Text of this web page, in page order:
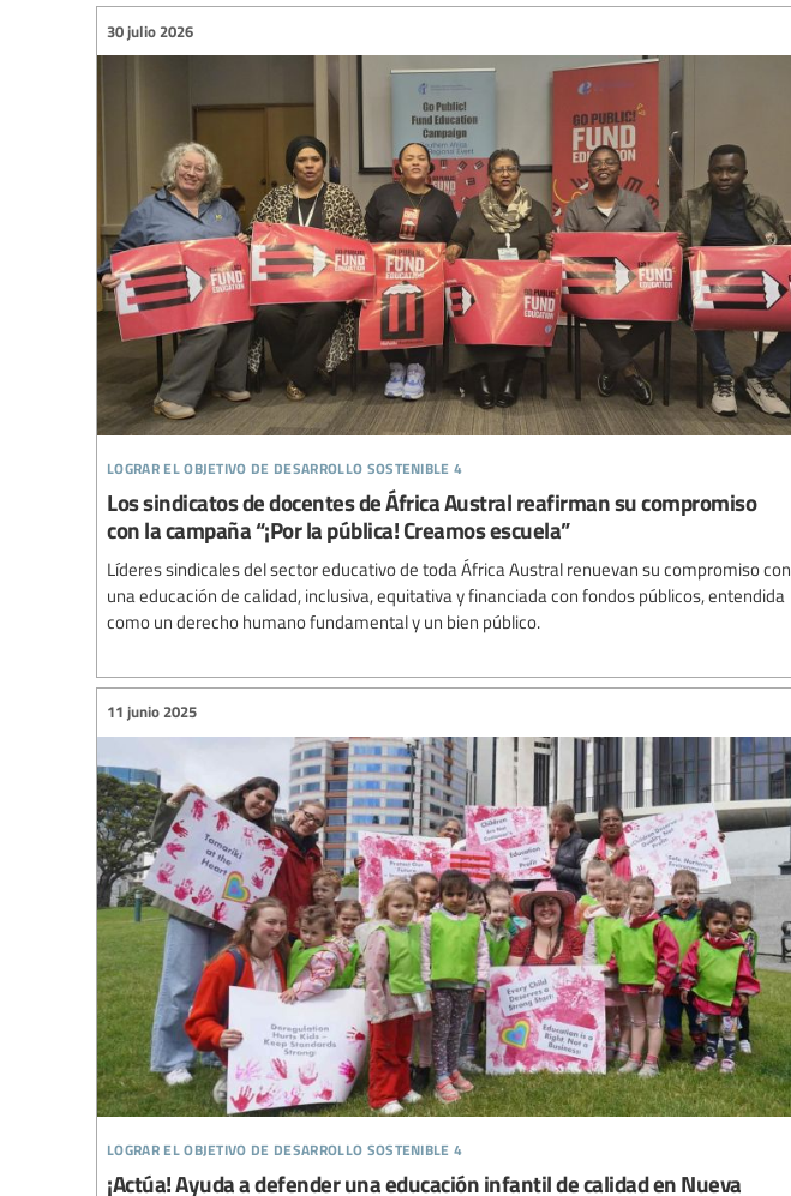
lograr el objetivo de desarrollo sostenible 4
30 julio 2026
Los sindicatos de docentes de África Austral reafirman su compromiso
con la campaña “¡Por la pública! Creamos escuela”
Líderes sindicales del sector educativo de toda África Austral renuevan su compromiso con
una educación de calidad, inclusiva, equitativa y financiada con fondos públicos, entendida
como un derecho humano fundamental y un bien público.
lograr el objetivo de desarrollo sostenible 4
11 junio 2025
¡Actúa! Ayuda a defender una educación infantil de calidad en Nueva